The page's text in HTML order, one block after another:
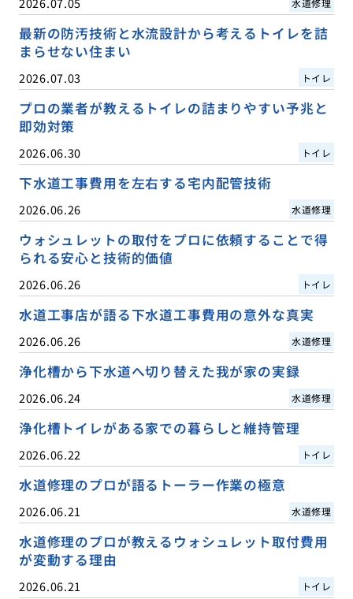
最新の防汚技術と水流設計から考えるトイレを詰
まらせない住まい
2026.07.03 トイレ
プロの業者が教えるトイレの詰まりやすい予兆と
即効対策
2026.06.30 トイレ
下水道工事費用を左右する宅内配管技術
2026.06.26 水道修理
ウォシュレットの取付をプロに依頼することで得
られる安心と技術的価値
2026.06.26 トイレ
水道工事店が語る下水道工事費用の意外な真実
2026.06.26 水道修理
浄化槽から下水道へ切り替えた我が家の実録
2026.06.24 水道修理
浄化槽トイレがある家での暮らしと維持管理
2026.06.22 トイレ
水道修理のプロが語るトーラー作業の極意
2026.06.21 水道修理
水道修理のプロが教えるウォシュレット取付費用
が変動する理由
2026.06.21 トイレ